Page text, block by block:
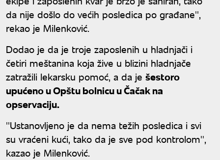
da nije došlo do većih posledica po građane'',
rekao je Milenković.
Dodao je da je troje zaposlenih u hladnjači i
četiri meštanina koja žive u blizini hladnjače
zatražili lekarsku pomoć, a da je šestoro
upućeno u Opštu bolnicu u Čačak na
opservaciju.
''Ustanovljeno je da nema težih posledica i svi
su vraćeni kući, tako da je sve pod kontrolom'',
kazao je Milenković.